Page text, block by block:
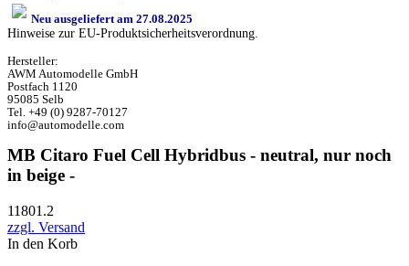
Neu ausgeliefert am 27.08.2025
Hinweise zur EU-Produktsicherheitsverordnung.
Hersteller:
AWM Automodelle GmbH
Postfach 1120
95085 Selb
Tel. +49 (0) 9287-70127
info@automodelle.com
MB Citaro Fuel Cell Hybridbus - neutral, nur noch
in beige -
11801.2
zzgl. Versand
In den Korb